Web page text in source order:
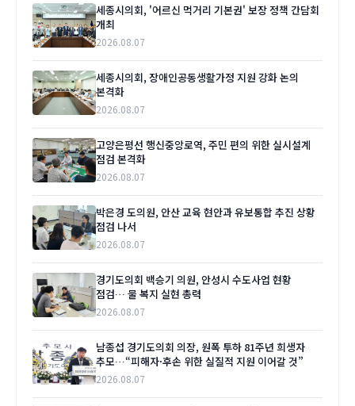
세종시의회, '어르신 먹거리 기본권' 보장 정책 간담회
개최
2026.08.07
세종시의회, 장애인공동생활가정 지원 강화 논의
본격화
2026.08.07
고양은평선 행신중앙로역, 주민 편의 위한 실시설계
점검 본격화
2026.08.07
박은경 도의원, 안산 교육 현안과 유보통합 추진 상황
점검 나서
2026.08.07
경기도의회 백승기 의원, 안성시 수도사업 현황
점검… 물 복지 실현 총력
2026.08.07
남종섭 경기도의회 의장, 원폭 투하 81주년 희생자
추모…“피해자·후손 위한 실질적 지원 이어갈 것”
2026.08.07